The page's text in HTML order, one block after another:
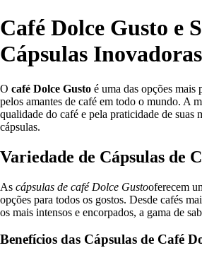
Café Dolce Gusto e
Cápsulas Inovadoras
O café Dolce Gusto é uma das opções mais
pelos amantes de café em todo o mundo. A
qualidade do café e pela praticidade de suas
cápsulas.
Variedade de Cápsulas de
As cápsulas de café Dolce Gustooferecem
opções para todos os gostos. Desde cafés
os mais intensos e encorpados, a gama de
Benefícios das Cápsulas de Café